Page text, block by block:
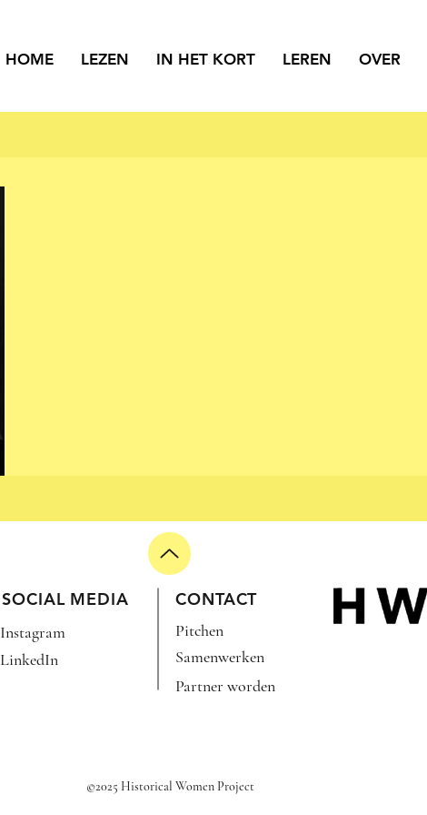
HOME LEZEN IN HET KORT LEREN OVER
SOCIAL MEDIA CONTACT
Pitchen
Samenwerken
Instagram
LinkedIn
Partner worden
©2025 Historical Women Project